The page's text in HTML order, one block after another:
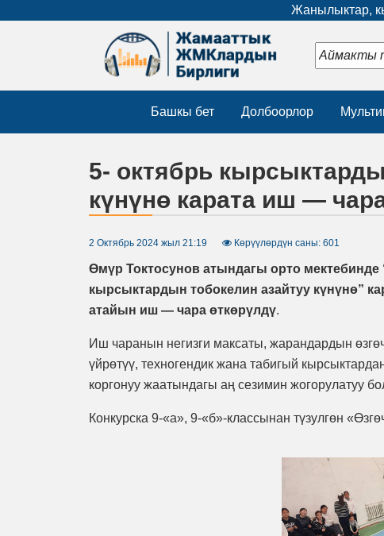
Жанылыктар,
Башкы бет Долбоорлор
5- октябрь
күнүнө карата иш —
2 Октябрь 2024 жыл 21:19 Көрүүлөрдүн саны: 601
Өмүр Токтосунов атындагы орто
кырсыктардын тобокелин азайтуу күнүнө”
атайын иш — чара өткөрүлдү.
Иш чаранын негизги максаты, жарандардын
үйрөтүү, техногендик жана табигый
коргонуу жаатындагы аң сезимин жогорулатуу
Конкурска 9-«а», 9-«б»-классынан түзулгөн